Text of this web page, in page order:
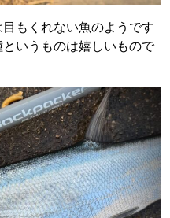
もくれない魚のようです
いうものは嬉しいもので